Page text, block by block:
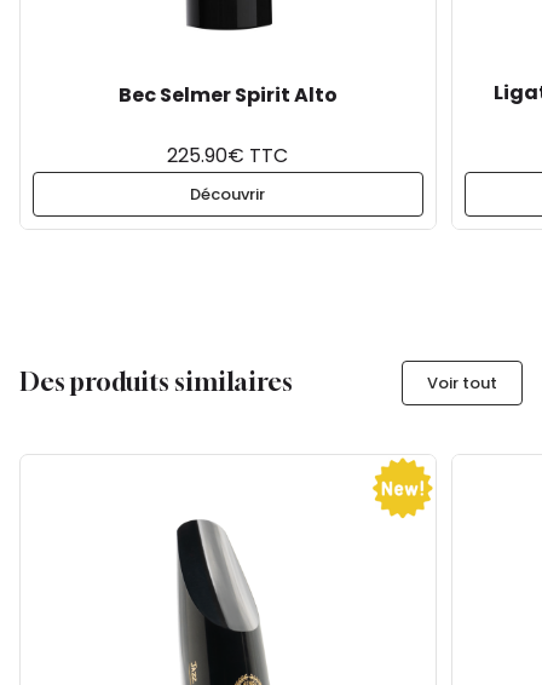
Bec Selmer Spirit Alto
225.90€ TTC
Découvrir
Des produits similaires Voir tout